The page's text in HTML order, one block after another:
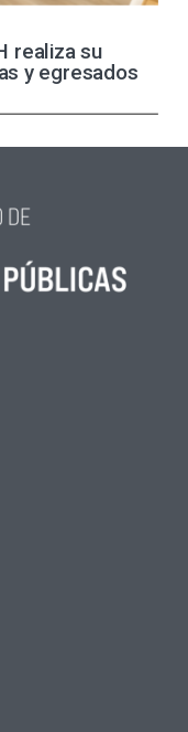
realiza su
y egresados